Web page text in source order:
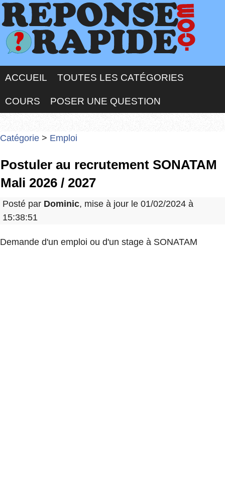
ACCUEIL TOUTES LES CATÉGORIES
COURS POSER UNE QUESTION
Catégorie > Emploi
Postuler au recrutement SONATAM
Mali 2026 / 2027
Posté par Dominic, mise à jour le 01/02/2024 à
15:38:51
Demande d'un emploi ou d'un stage à SONATAM